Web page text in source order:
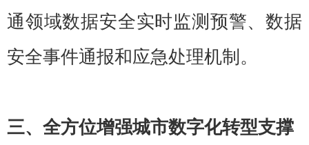
通领域数据安全实时监测预警、数据
安全事件通报和应急处理机制。
三、全方位增强城市数字化转型支撑